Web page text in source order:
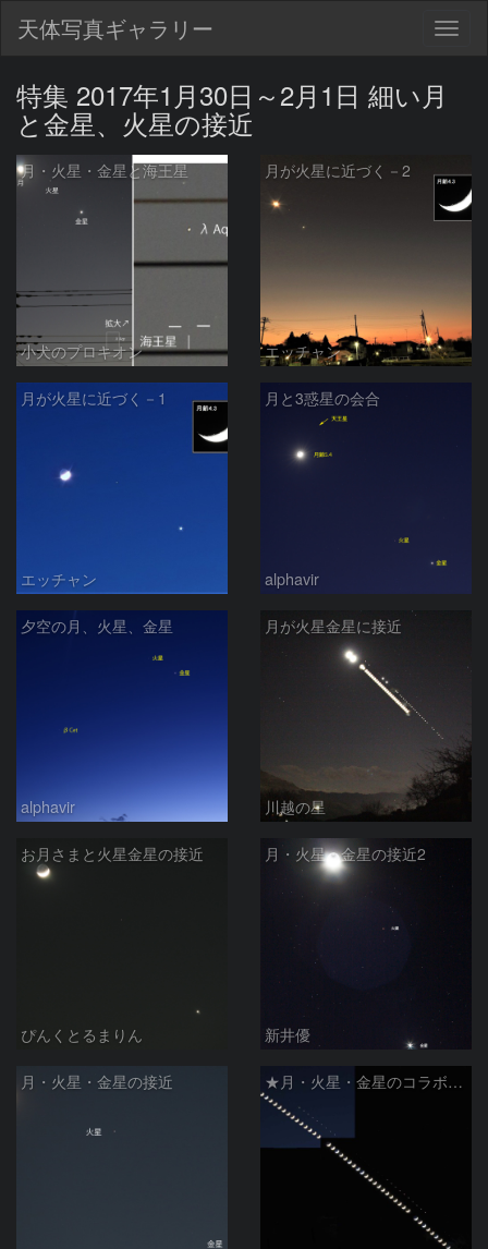
天体写真ギャラリー
特集 2017年1月30日～2月1日 細い月
と金星、火星の接近
月・火星・金星と海王星
小犬のプロキオン
月が火星に近づく－2
エッチャン
月が火星に近づく－1
エッチャン
月と3惑星の会合
alphavir
夕空の月、火星、金星
alphavir
月が火星金星に接近
川越の星
お月さまと火星金星の接近
ぴんくとるまりん
月・火星・金星の接近2
新井優
月・火星・金星の接近 ★月・火星・金星のコラボ3時間★